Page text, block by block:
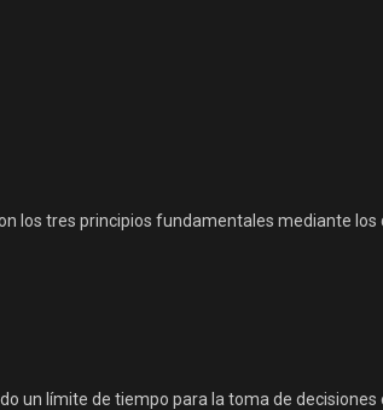
tres principios fundamentales mediante los
un límite de tiempo para la toma de decisiones